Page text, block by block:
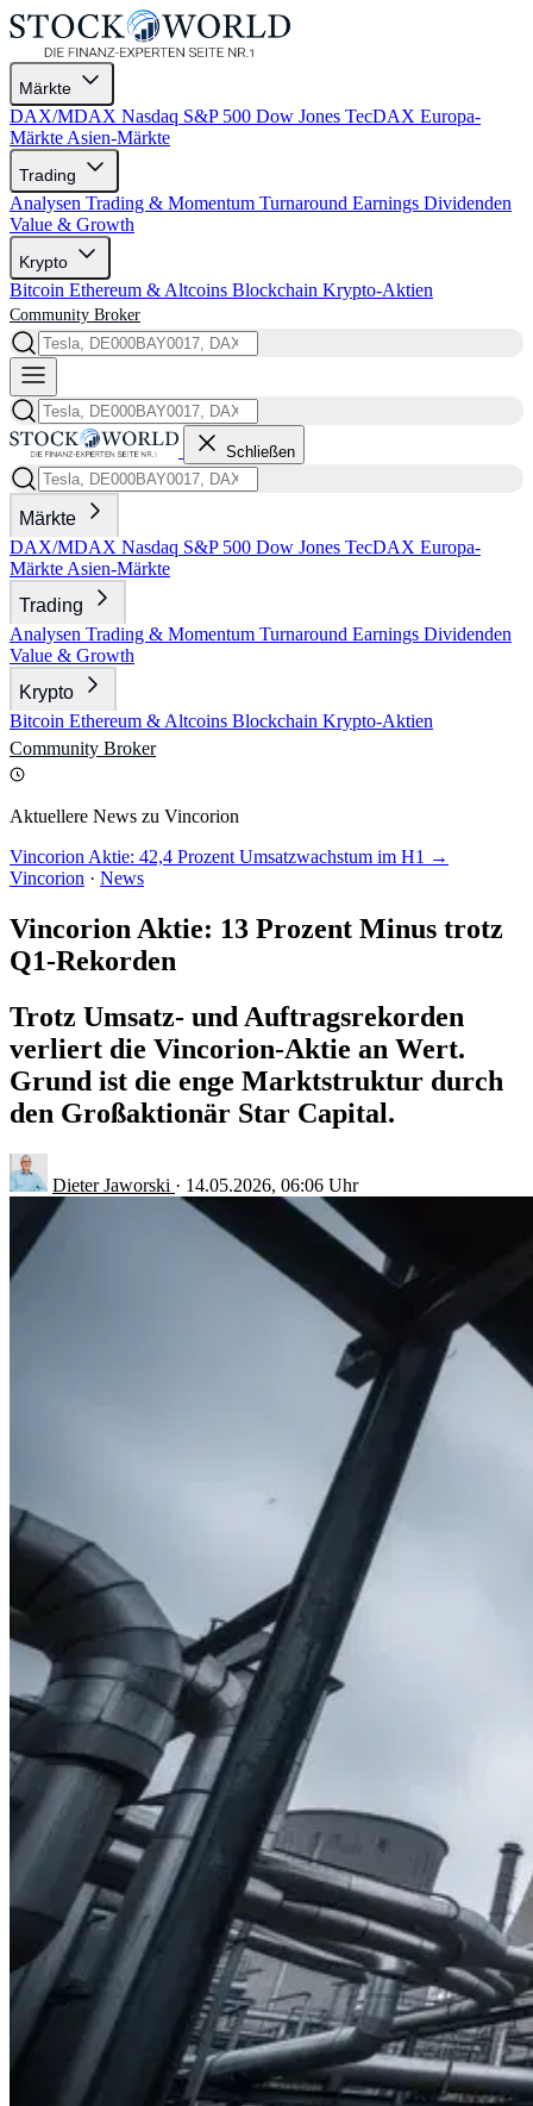
Märkte
DAX/MDAX Nasdaq S&P 500 Dow Jones TecDAX Europa-
Märkte Asien-Märkte
Trading
Analysen Trading & Momentum Turnaround Earnings Dividenden
Value & Growth
Krypto
Bitcoin Ethereum & Altcoins Blockchain Krypto-Aktien
Community Broker
Schließen
Märkte
DAX/MDAX Nasdaq S&P 500 Dow Jones TecDAX Europa-
Märkte Asien-Märkte
Trading
Analysen Trading & Momentum Turnaround Earnings Dividenden
Value & Growth
Krypto
Bitcoin Ethereum & Altcoins Blockchain Krypto-Aktien
Community Broker
Aktuellere News zu Vincorion
Vincorion Aktie: 42,4 Prozent Umsatzwachstum im H1 →
Vincorion · News
Vincorion Aktie: 13 Prozent Minus trotz
Q1-Rekorden
Trotz Umsatz- und Auftragsrekorden
verliert die Vincorion-Aktie an Wert.
Grund ist die enge Marktstruktur durch
den Großaktionär Star Capital.
Dieter Jaworski · 14.05.2026, 06:06 Uhr